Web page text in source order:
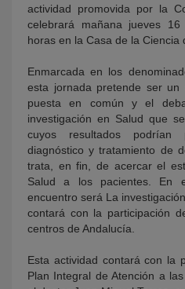
actividad promovida por la
celebrará mañana jueves
horas en la Casa de la Ciencia
Enmarcada en los
esta jornada pretende ser
puesta en común y el
investigación en Salud que
cuyos resultados
diagnóstico y tratamiento de
trata, en fin, de acercar el
Salud a los pacientes. En
encuentro será La
contará con la participación
centros de Andalucía.
Esta actividad contará con la
Plan Integral de Atención a